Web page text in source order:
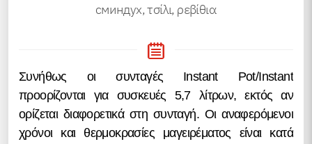
сминдух, τσίλι, ρεβίθια
Συνήθως οι συνταγές Instant Pot/Instant
προορίζονται για συσκευές 5,7 λίτρων, εκτός αν
ορίζεται διαφορετικά στη συνταγή. Οι αναφερόμενοι
χρόνοι και θερμοκρασίες μαγειρέματος είναι κατά